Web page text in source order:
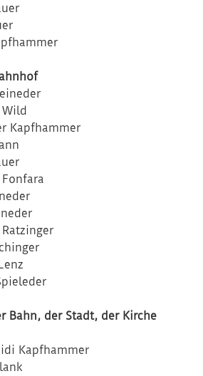
Kapfhammer
Bahn, der Stadt, der Kirche
Kapfhammer